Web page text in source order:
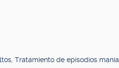
Tratamiento de episodios